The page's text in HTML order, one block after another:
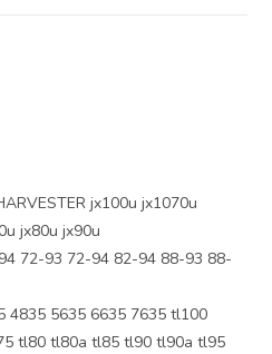
jx100u jx1070u
jx80u jx90u
72-93 72-94 82-94 88-93 88-
4835 5635 6635 7635 tl100
tl80 tl80a tl85 tl90 tl90a tl95